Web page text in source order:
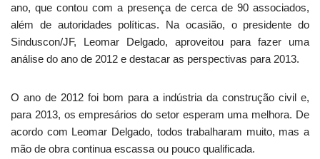
ano, que contou com a presença de cerca de 90 associados,
além de autoridades políticas. Na ocasião, o presidente do
Sinduscon/JF, Leomar Delgado, aproveitou para fazer uma
análise do ano de 2012 e destacar as perspectivas para 2013.
O ano de 2012 foi bom para a indústria da construção civil e,
para 2013, os empresários do setor esperam uma melhora. De
acordo com Leomar Delgado, todos trabalharam muito, mas a
mão de obra continua escassa ou pouco qualificada.